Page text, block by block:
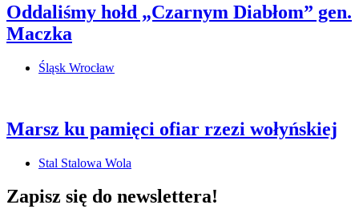
Oddaliśmy hołd „Czarnym Diabłom” gen.
Maczka
Śląsk Wrocław
Marsz ku pamięci ofiar rzezi wołyńskiej
Stal Stalowa Wola
Zapisz się do newslettera!